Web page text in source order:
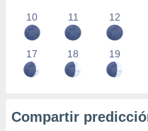
10 11 12
17 18 19
Compartir